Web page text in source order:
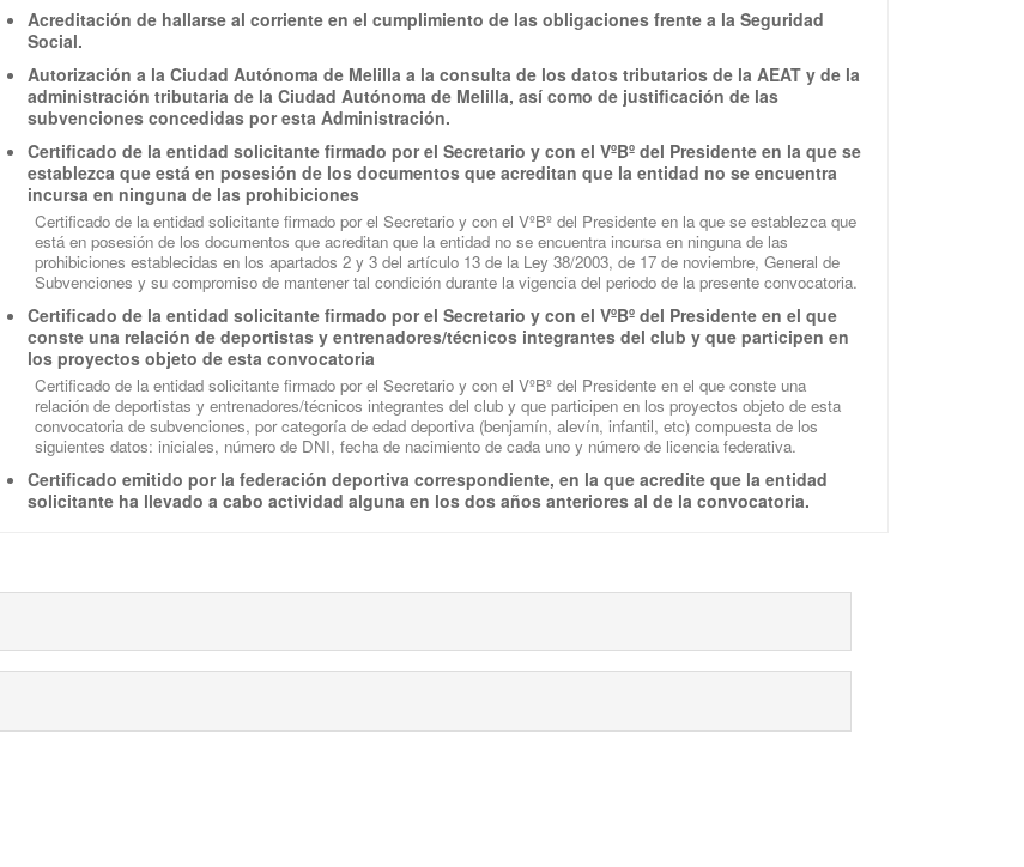
Acreditación de hallarse al corriente en el cumplimiento de las obligaciones frente a la Seguridad
Social.
Autorización a la Ciudad Autónoma de Melilla a la consulta de los datos tributarios de la AEAT y de la
administración tributaria de la Ciudad Autónoma de Melilla, así como de justificación de las
subvenciones concedidas por esta Administración.
Certificado de la entidad solicitante firmado por el Secretario y con el VºBº del Presidente en la que se
establezca que está en posesión de los documentos que acreditan que la entidad no se encuentra
incursa en ninguna de las prohibiciones
Certificado de la entidad solicitante firmado por el Secretario y con el VºBº del Presidente en la que se establezca que
está en posesión de los documentos que acreditan que la entidad no se encuentra incursa en ninguna de las
prohibiciones establecidas en los apartados 2 y 3 del artículo 13 de la Ley 38/2003, de 17 de noviembre, General de
Subvenciones y su compromiso de mantener tal condición durante la vigencia del periodo de la presente convocatoria.
Certificado de la entidad solicitante firmado por el Secretario y con el VºBº del Presidente en el que
conste una relación de deportistas y entrenadores/técnicos integrantes del club y que participen en
los proyectos objeto de esta convocatoria
Certificado de la entidad solicitante firmado por el Secretario y con el VºBº del Presidente en el que conste una
relación de deportistas y entrenadores/técnicos integrantes del club y que participen en los proyectos objeto de esta
convocatoria de subvenciones, por categoría de edad deportiva (benjamín, alevín, infantil, etc) compuesta de los
siguientes datos: iniciales, número de DNI, fecha de nacimiento de cada uno y número de licencia federativa.
Certificado emitido por la federación deportiva correspondiente, en la que acredite que la entidad
solicitante ha llevado a cabo actividad alguna en los dos años anteriores al de la convocatoria.